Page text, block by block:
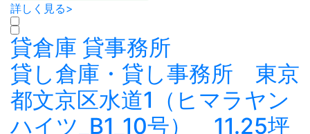
詳しく見る>
貸倉庫 貸事務所
貸し倉庫・貸し事務所 東京
都文京区水道1（ヒマラヤン
ハイツ_B1_10号） 11.25坪